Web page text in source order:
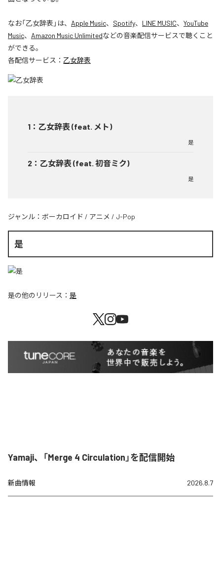
なお「乙女辞表 」は、 Apple Music、 Spotify、 LINE MUSIC、 YouTube
Music、 Amazon Music Unlimitedなどの音楽配信サービスで聴くこと
ができる。
各配信サービス： 乙女辞表
1 ： 乙女辞表 (feat. メト)
是
2 ： 乙女辞表 (feat. 初音ミク)
是
ジャンル： ボーカロイド / アニメ / J-Pop
是
是の他のリリース： 是
Yamaji、「Merge 4 Circulation」を配信開始
新曲情報 2026.8.7